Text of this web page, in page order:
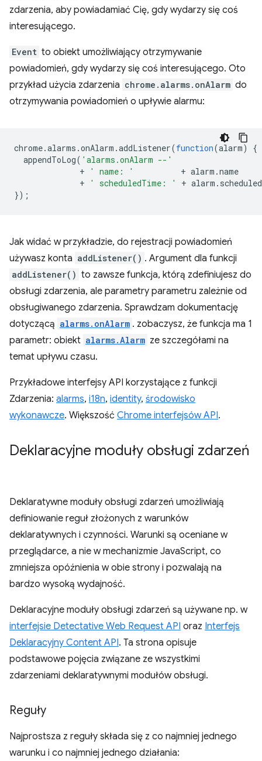
zdarzenia, aby powiadamiać Cię, gdy wydarzy się coś
interesującego.
Event to obiekt umożliwiający otrzymywanie
powiadomień, gdy wydarzy się coś interesującego. Oto
przykład użycia zdarzenia chrome.alarms.onAlarm do
otrzymywania powiadomień o upływie alarmu:
chrome.alarms .onAlarm .addListener(function(alarm)
{
appendToLog( 'alarms.onAlarm --'
+
' name: ' + alarm .name
+
' scheduledTime: ' + alarm .
});
Jak widać w przykładzie, do rejestracji powiadomień
używasz konta addListener() . Argument dla funkcji
addListener() to zawsze funkcja, którą zdefiniujesz do
obsługi zdarzenia, ale parametry parametru zależnie od
obsługiwanego zdarzenia. Sprawdzam dokumentację
dotyczącą alarms.onAlarm . zobaczysz, że funkcja ma 1
parametr: obiekt alarms.Alarm ze szczegółami na
temat upływu czasu.
Przykładowe interfejsy API korzystające z funkcji
Zdarzenia: alarms, i18n, identity, środowisko
wykonawcze. Większość Chrome interfejsów API.
Deklaracyjne moduły obsługi zdarzeń
Deklaratywne moduły obsługi zdarzeń umożliwiają
definiowanie reguł złożonych z warunków
deklaratywnych i czynności. Warunki są oceniane w
przeglądarce, a nie w mechanizmie JavaScript, co
zmniejsza opóźnienia w obie strony i pozwalają na
bardzo wysoką wydajność.
Deklaracyjne moduły obsługi zdarzeń są używane np. w
interfejsie Detectative Web Request API oraz Interfejs
Deklaracyjny Content API. Ta strona opisuje
podstawowe pojęcia związane ze wszystkimi
zdarzeniami deklaratywnymi modułów obsługi.
Reguły
Najprostsza z reguły składa się z co najmniej jednego
warunku i co najmniej jednego działania: